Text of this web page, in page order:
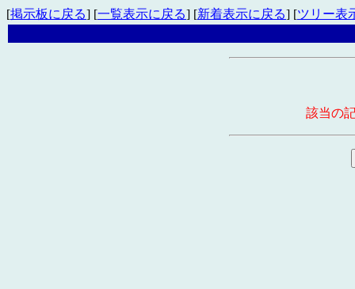
[掲示板に戻る] [一覧表示に戻る] [新着表示に戻る] [ツリー表
該当の